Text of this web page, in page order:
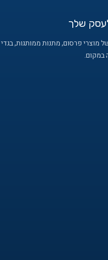
שלך
מוצרי פרסום, מתנות ממותגות, בגדי
במקום.